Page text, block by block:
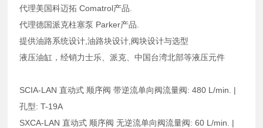
代理美国科迈拓 Comatrol产品.
代理德国派克柱塞泵 Parker产品.
提供油路系统设计,油路块设计,阀块设计与选型
液压油缸，经销力士乐、派克、中国台湾北部等液压元件
SCIA-LAN 直动式 顺序阀 带逆流单向阀流量阀: 480 L/min. |
孔型: T-19A
SXCA-LAN 直动式 顺序阀 无逆流单向阀流量阀: 60 L/min. |